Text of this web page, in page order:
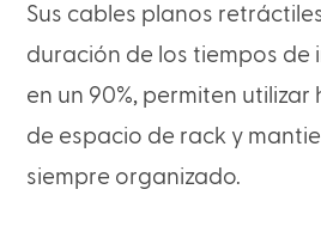
Sus cables planos
duración de los tiempos de
en un 90%, permiten utilizar
de espacio de rack y
siempre organizado.